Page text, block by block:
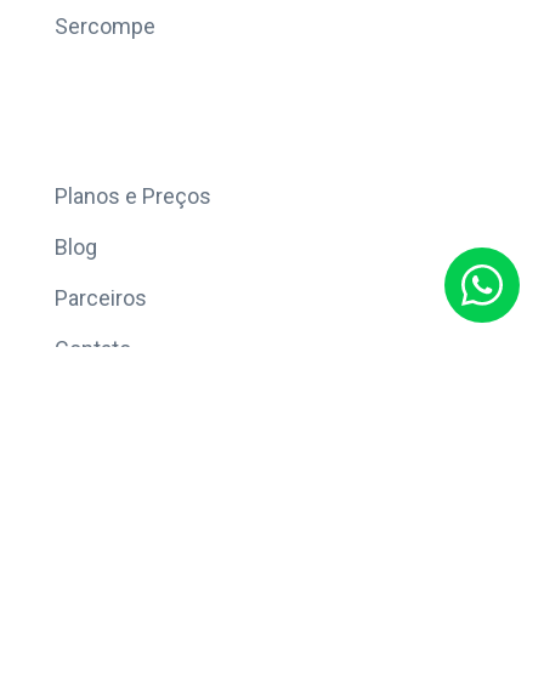
Sercompe
Planos e Preços
Blog
Parceiros
Contato